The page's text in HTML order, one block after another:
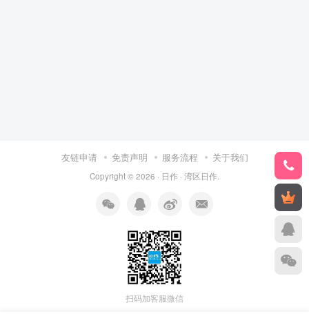
友链申请 免责声明 服务流程 关于我们
Copyright © 2026 · 日作 · 湾区日作
扫码加客服微信